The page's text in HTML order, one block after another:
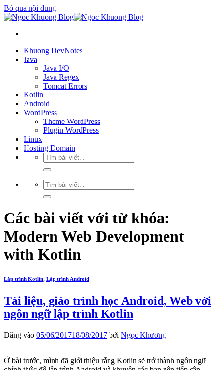
Bỏ qua nội dung
Khuong DevNotes
Java
Java I/O
Java Regex
Tomcat Errors
Kotlin
Android
WordPress
Theme WordPress
Plugin WordPress
Linux
Hosting Domain
Các bài viết với từ khóa:
Modern Web Development
with Kotlin
Lập trình Kotlin, Lập trình Android
Tài liệu, giáo trình học Android, Web với
ngôn ngữ lập trình Kotlin
Đăng vào 05/06/201718/08/2017 bởi Ngọc Khương
Ở bài trước, mình đã giới thiệu rằng Kotlin sẽ trở thành ngôn ngữ